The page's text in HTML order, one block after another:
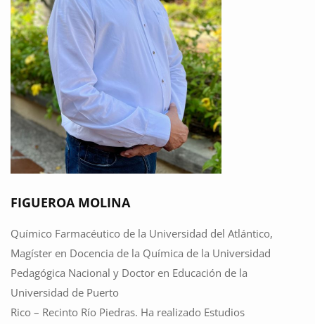
FIGUEROA MOLINA
Químico Farmacéutico de la Universidad del Atlántico,
Magíster en Docencia de la Química de la Universidad
Pedagógica Nacional y Doctor en Educación de la
Universidad de Puerto
Rico – Recinto Río Piedras. Ha realizado Estudios